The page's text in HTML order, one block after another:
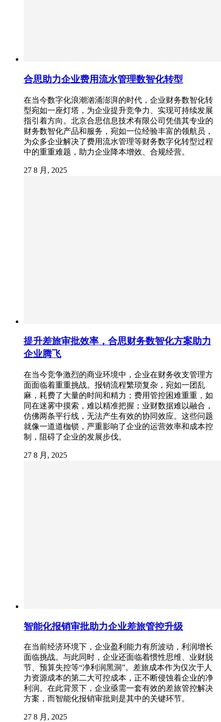
合思助力企业费用流水管理数智化转型
在当今数字化浪潮汹涌澎湃的时代，企业财务数智化转
型宛如一座灯塔，为企业提升竞争力、实现可持续发展
指引着方向。北京合思信息技术有限公司凭借其专业的
财务数智化产品和服务，宛如一位经验丰富的领航员，
为众多企业解决了费用流水管理等财务数字化转型过程
中的重重难题，助力企业降本增效、合规经营。
27 8 月, 2025
提升差旅审批效率，合思财务数智化方案助力
企业腾飞
在当今竞争激烈的商业环境中，企业在财务收支管理方
面面临着重重挑战。报销流程繁琐复杂，宛如一团乱
麻，耗费了大量的时间和精力；费用管控困难重重，如
同在迷雾中摸索，难以精准把握；业财数据难以融合，
仿佛两条平行线，无法产生有效的协同效应。这些问题
就像一道道枷锁，严重影响了企业的运营效率和成本控
制，阻碍了企业的发展步伐。
27 8 月, 2025
智能化报销审批助力企业差旅管控升级
在当前经济环境下，企业盈利能力有所波动，利润增长
面临挑战。与此同时，企业还面临着惯性思维、业财脱
节、预算失控等“净利润黑洞”。差旅成本作为仅次于人
力资源成本的第二大可控成本，正不断侵蚀着企业的净
利润。在此背景下，企业亟需一套有效的差旅管控解决
方案，而智能化报销审批则是其中的关键环节。
27 8 月, 2025